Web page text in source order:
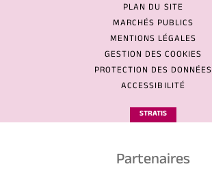
PLAN DU SITE
MARCHÉS PUBLICS
MENTIONS LÉGALES
GESTION DES COOKIES
PROTECTION DES DONNÉES
ACCESSIBILITÉ
STRATIS
Partenaires